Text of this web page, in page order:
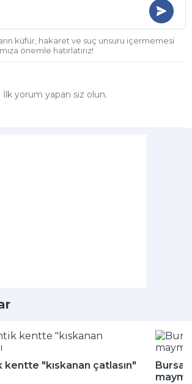
küfür, hakaret ve suç unsuru içermemesi
önemle hatırlatırız!
İlk yorum yapan siz olun.
kentte "kıskanan çatlasın"